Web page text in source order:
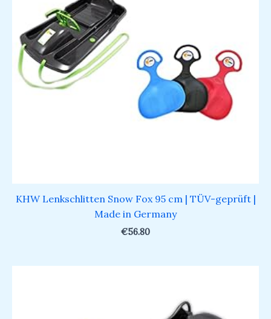
KHW Lenkschlitten Snow Fox 95 cm | TÜV-geprüft |
Made in Germany
€56.80